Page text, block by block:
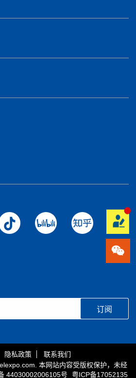
订阅
隐私政策
联系我们
本网站内容受版权保护，未经
44030002006105号 粤ICP备17052135